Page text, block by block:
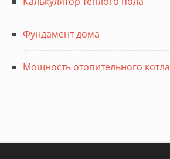
Фундамент дома
Мощность отопительного котла